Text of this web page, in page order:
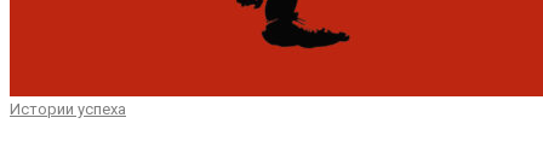
Истории успеха